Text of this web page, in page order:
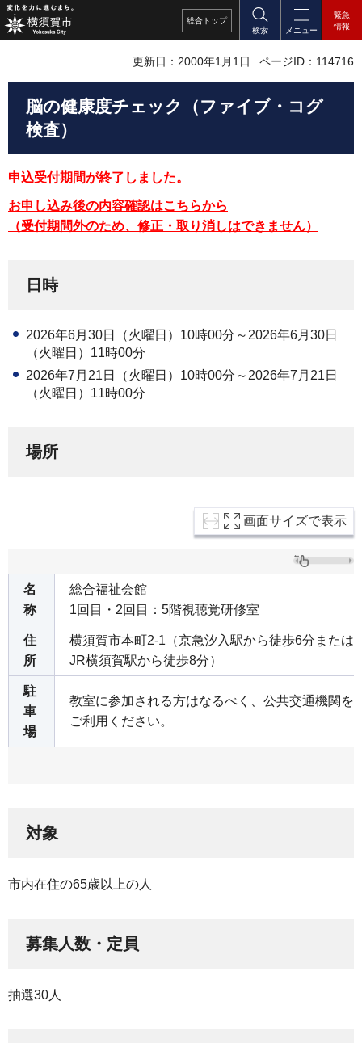
総合 トップ
検索
メニュー
緊急
情報
更新日：2000年1月1日 ページID：114716
脳の健康度チェック（ファイブ・コグ
検査）
申込受付期間が終了しました。
お申し込み後の内容確認はこちらから
（受付期間外のため、修正・取り消しはできません）
日時
2026年6月30日（火曜日）10時00分～2026年6月30日
（火曜日）11時00分
2026年7月21日（火曜日）10時00分～2026年7月21日
（火曜日）11時00分
場所
画面サイズで表示
名
称
総合福祉会館
1回目・2回目：5階視聴覚研修室
住
所
横須賀市本町2-1（京急汐入駅から徒歩6分または
JR横須賀駅から徒歩8分）
駐
車
場
教室に参加される方はなるべく、公共交通機関を
ご利用ください。
対象
市内在住の65歳以上の人
募集人数・定員
抽選30人